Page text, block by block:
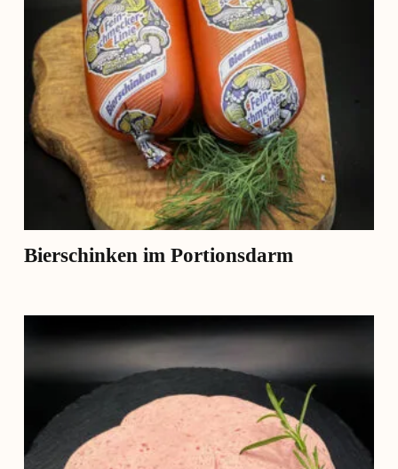
Bierschinken im Portionsdarm